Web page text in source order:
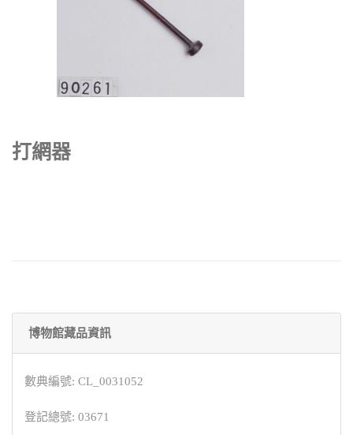
打網器
博物館藏品資訊
數典編號: CL_0031052
登記總號: 03671